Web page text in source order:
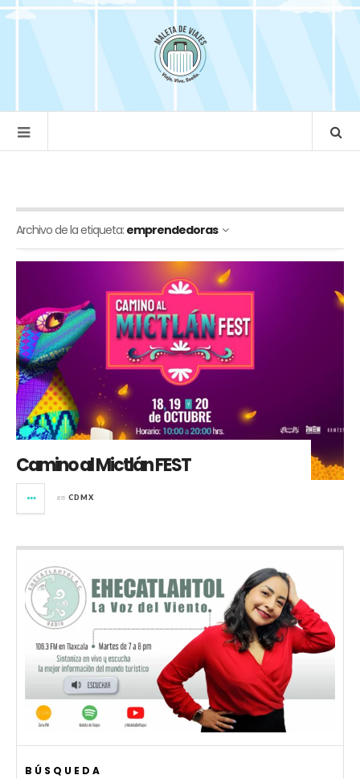
Archivo de la etiqueta: emprendedoras
Camino al Mictlán FEST
en CDMX
BÚSQUEDA